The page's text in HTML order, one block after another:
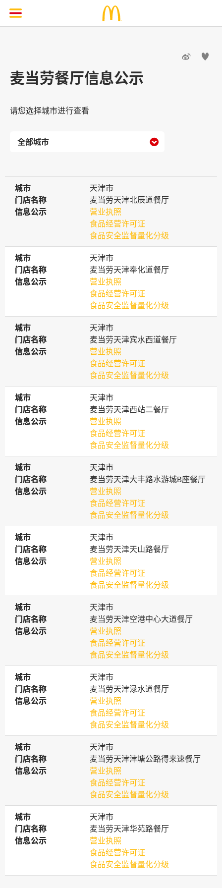
 
麦当劳餐厅信息公示
请您选择城市进行查看

城市
城市
天津市
门店名称
门店名称
麦当劳天津北辰道餐厅
信息公示
信息公示
营业执照
食品经营许可证
食品安全监督量化分级
城市
城市
天津市
门店名称
门店名称
麦当劳天津奉化道餐厅
信息公示
信息公示
营业执照
食品经营许可证
食品安全监督量化分级
城市
城市
天津市
门店名称
门店名称
麦当劳天津宾水西道餐厅
信息公示
信息公示
营业执照
食品经营许可证
食品安全监督量化分级
城市
城市
天津市
门店名称
门店名称
麦当劳天津西站二餐厅
信息公示
信息公示
营业执照
食品经营许可证
食品安全监督量化分级
城市
城市
天津市
门店名称
门店名称
麦当劳天津大丰路水游城B座餐厅
信息公示
信息公示
营业执照
食品经营许可证
食品安全监督量化分级
城市
城市
天津市
门店名称
门店名称
麦当劳天津天山路餐厅
信息公示
信息公示
营业执照
食品经营许可证
食品安全监督量化分级
城市
城市
天津市
门店名称
门店名称
麦当劳天津空港中心大道餐厅
信息公示
信息公示
营业执照
食品经营许可证
食品安全监督量化分级
城市
城市
天津市
门店名称
门店名称
麦当劳天津渌水道餐厅
信息公示
信息公示
营业执照
食品经营许可证
食品安全监督量化分级
城市
城市
天津市
门店名称
门店名称
麦当劳天津津塘公路得来速餐厅
信息公示
信息公示
营业执照
食品经营许可证
食品安全监督量化分级
城市
城市
天津市
门店名称
门店名称
麦当劳天津华苑路餐厅
信息公示
信息公示
营业执照
食品经营许可证
食品安全监督量化分级